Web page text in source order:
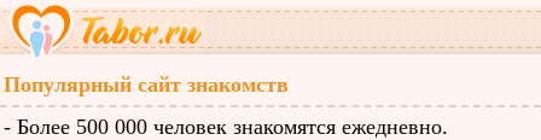
Популярный сайт знакомств
- Более 500 000 человек знакомятся ежедневно.